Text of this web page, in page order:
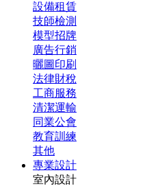
設備租賃
技師檢測
模型招牌
廣告行銷
曬圖印刷
法律財稅
工商服務
清潔運輸
同業公會
教育訓練
其他
專業設計
室內設計